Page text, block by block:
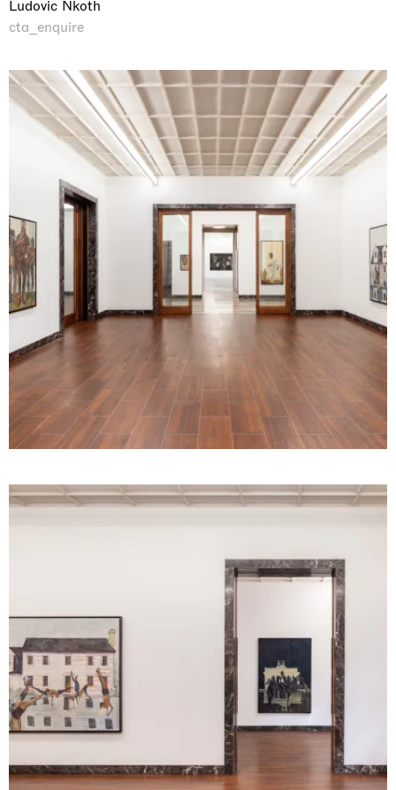
Ludovic Nkoth
cta_enquire